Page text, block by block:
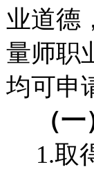
业道德
量师职
均可申
（
1.取